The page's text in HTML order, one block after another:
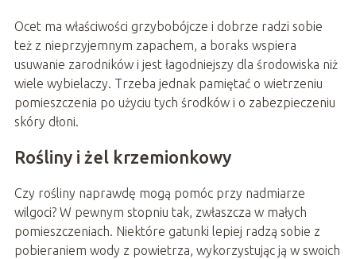
Ocet ma właściwości grzybobójcze i dobrze radzi sobie
też z nieprzyjemnym zapachem, a boraks wspiera
usuwanie zarodników i jest łagodniejszy dla środowiska niż
wiele wybielaczy. Trzeba jednak pamiętać o wietrzeniu
pomieszczenia po użyciu tych środków i o zabezpieczeniu
skóry dłoni.
Rośliny i żel krzemionkowy
Czy rośliny naprawdę mogą pomóc przy nadmiarze
wilgoci? W pewnym stopniu tak, zwłaszcza w małych
pomieszczeniach. Niektóre gatunki lepiej radzą sobie z
pobieraniem wody z powietrza, wykorzystując ją w swoich